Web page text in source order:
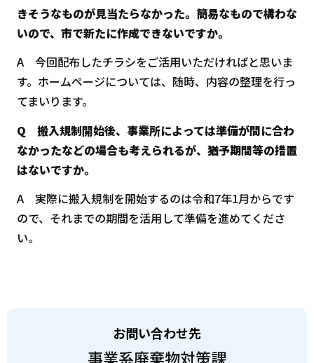
きそうなものが見当たらなかった。簡易なもので構わな
いので、市で新たに作成できないですか。
A 今回配布したチラシをご活用いただければと思いま
す。ホームページについては、随時、内容の整理を行っ
てまいります。
Q 搬入規制開始後、事業所によっては準備が間に合わ
なかったなどの場合も考えられるが、猶予期間等の措置
はないですか。
A 実際に搬入規制を開始するのは令和7年1月からです
ので、それまでの期間を活用して準備を進めてくださ
い。
お問い合わせ先
事業系廃棄物対策課